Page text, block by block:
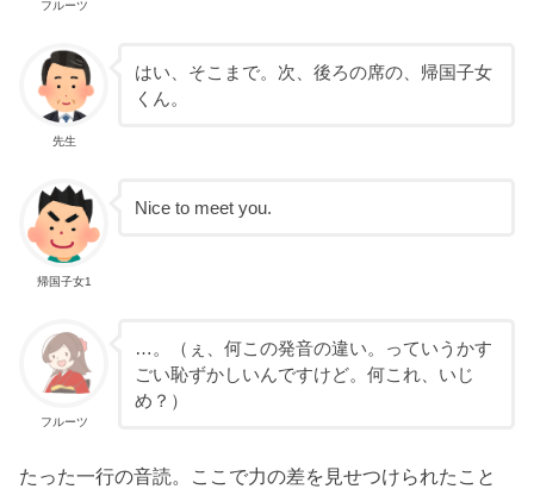
フルーツ
先生
はい、そこまで。次、後ろの席の、帰国子女
くん。
帰国子女1
Nice to meet you.
フルーツ
…。（ぇ、何この発音の違い。っていうかす
ごい恥ずかしいんですけど。何これ、いじ
め？）
たった一行の音読。ここで力の差を見せつけられたこと